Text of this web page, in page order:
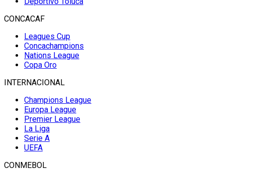
CONCACAF
Leagues Cup
Concachampions
Nations League
Copa Oro
INTERNACIONAL
Champions League
Europa League
Premier League
La Liga
Serie A
UEFA
CONMEBOL